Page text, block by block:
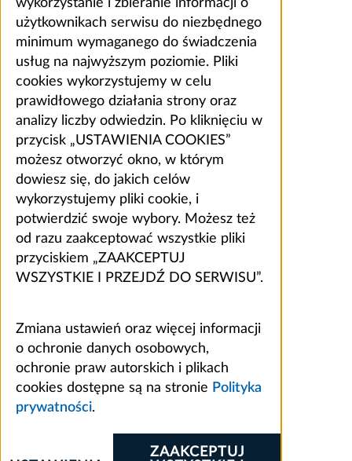
użytkownikach serwisu do niezbędnego
minimum wymaganego do świadczenia
usług na najwyższym poziomie. Pliki
cookies wykorzystujemy w celu
prawidłowego działania strony oraz
analizy liczby odwiedzin. Po kliknięciu w
przycisk „USTAWIENIA COOKIES”
możesz otworzyć okno, w którym
dowiesz się, do jakich celów
wykorzystujemy pliki cookie, i
potwierdzić swoje wybory. Możesz też
od razu zaakceptować wszystkie pliki
przyciskiem „ZAAKCEPTUJ
WSZYSTKIE I PRZEJDŹ DO SERWISU”.
Zmiana ustawień oraz więcej informacji
o ochronie danych osobowych,
ochronie praw autorskich i plikach
cookies dostępne są na stronie Polityka
prywatności.
ZAAKCEPTUJ